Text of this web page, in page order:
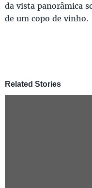
da vista panorâmica
de um copo de vinho.
Related Stories